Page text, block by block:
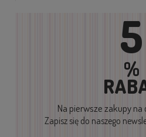
5
%
Na pierwsze zakupyna
Zapisz się do naszego